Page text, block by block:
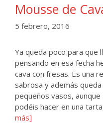
Mousse de
5 febrero, 2016
Ya queda poco para que
pensando en esa fecha
cava con fresas. Es una
sabrosa y además
pequeños vasos,
podéis hacer en una
más]